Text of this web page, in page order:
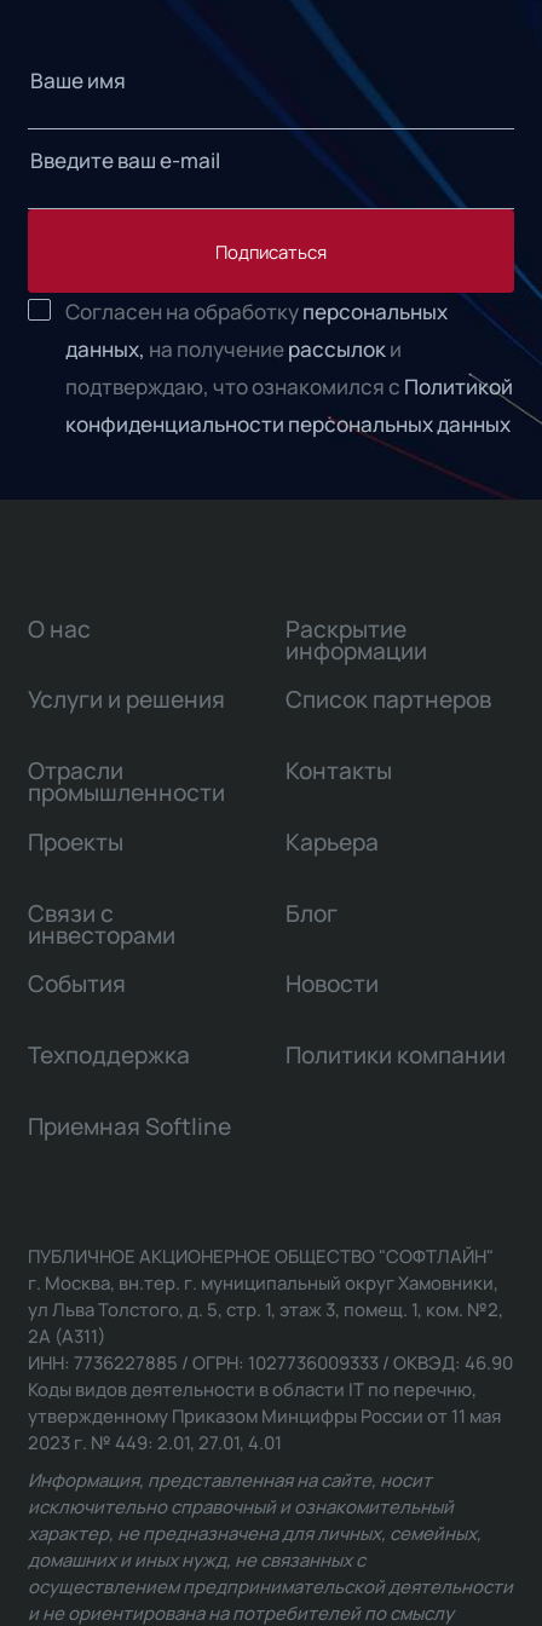
Подписаться
Согласен на обработкуперсональных
данных, на получениерассылоки
подтверждаю, что ознакомился с Политикой
конфиденциальности персональных данных
О нас
Услуги и решения
Отрасли
промышленности
Проекты
Связи с
инвесторами
Раскрытие
информации
Список партнеров
Контакты
Карьера
Блог
События Новости
Техподдержка Политики компании
Приемная Softline
ПУБЛИЧНОЕ АКЦИОНЕРНОЕ ОБЩЕСТВО "СОФТЛАЙН"
г. Москва, вн.тер. г. муниципальный округ Хамовники,
ул Льва Толстого, д. 5, стр. 1, этаж 3, помещ. 1, ком. №2,
2А (А311)
ИНН: 7736227885 / ОГРН: 1027736009333 / ОКВЭД: 46.90
Коды видов деятельности в области IT по перечню,
утвержденному Приказом Минцифры России от 11 мая
2023 г. № 449: 2.01, 27.01, 4.01
Информация, представленная на сайте, носит
исключительно справочный и ознакомительный
характер, не предназначена для личных, семейных,
домашних и иных нужд, не связанных с
осуществлением предпринимательской деятельности
и не ориентирована на потребителей по смыслу